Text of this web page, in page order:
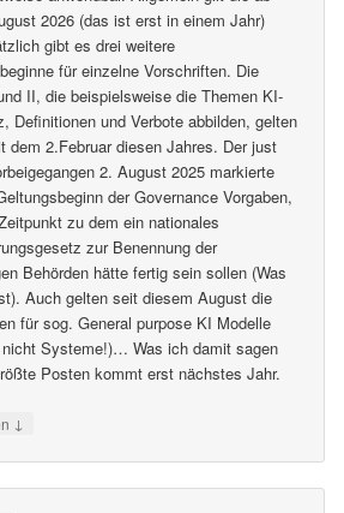
2026 (das ist erst in einem Jahr)
gibt es drei weitere
für einzelne Vorschriften. Die
II, die beispielsweise die Themen KI-
Definitionen und Verbote abbilden, gelten
dem 2.Februar diesen Jahres. Der just
2. August 2025 markierte
der Governance Vorgaben,
zu dem ein nationales
zur Benennung der
Behörden hätte fertig sein sollen (Was
Auch gelten seit diesem August die
für sog. General purpose KI Modelle
nicht Systeme!)… Was ich damit sagen
Posten kommt erst nächstes Jahr.
↓